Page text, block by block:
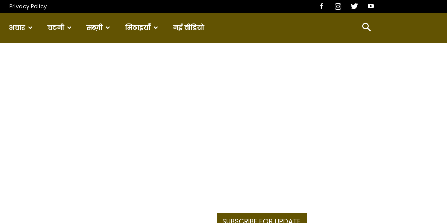
Privacy Policy
अचार चटनी सब्ज़ी मिठाइयाँ नई वीडियो